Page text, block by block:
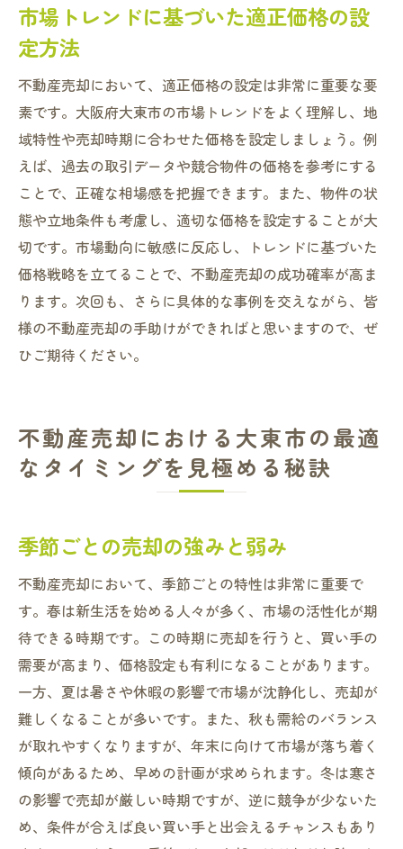
市場トレンドに基づいた適正価格の設
定方法
不動産売却において、適正価格の設定は非常に重要な要
素です。大阪府大東市の市場トレンドをよく理解し、地
域特性や売却時期に合わせた価格を設定しましょう。例
えば、過去の取引データや競合物件の価格を参考にする
ことで、正確な相場感を把握できます。また、物件の状
態や立地条件も考慮し、適切な価格を設定することが大
切です。市場動向に敏感に反応し、トレンドに基づいた
価格戦略を立てることで、不動産売却の成功確率が高ま
ります。次回も、さらに具体的な事例を交えながら、皆
様の不動産売却の手助けができればと思いますので、ぜ
ひご期待ください。
不動産売却における大東市の最適
なタイミングを見極める秘訣
季節ごとの売却の強みと弱み
不動産売却において、季節ごとの特性は非常に重要で
す。春は新生活を始める人々が多く、市場の活性化が期
待できる時期です。この時期に売却を行うと、買い手の
需要が高まり、価格設定も有利になることがあります。
一方、夏は暑さや休暇の影響で市場が沈静化し、売却が
難しくなることが多いです。また、秋も需給のバランス
が取れやすくなりますが、年末に向けて市場が落ち着く
傾向があるため、早めの計画が求められます。冬は寒さ
の影響で売却が厳しい時期ですが、逆に競争が少ないた
め、条件が合えば良い買い手と出会えるチャンスもあり